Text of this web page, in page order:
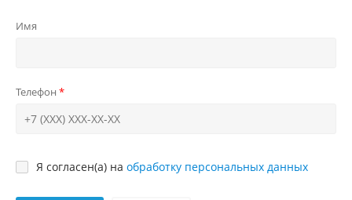
Имя
Телефон
Я согласен(а) на обработку персональных данных